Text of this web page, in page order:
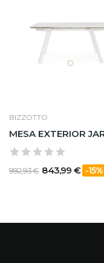
BIZZOTTO
992,93 € 843,99 € -15%